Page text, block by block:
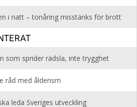
i natt – tonåring misstänks för brott
som sprider rädsla, inte trygghet
råd med ålderism
leda Sveriges utveckling